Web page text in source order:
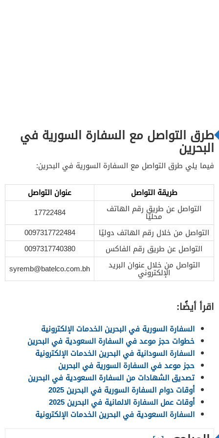
طرق التواصل مع السفارة السورية في
البحرين
فيما يلي طرق التواصل مع السفارة السورية في البحرين:
طريقة التواصل
عنوان التواصل
التواصل عن طريق رقم الهاتف
محليًا
17722484
التواصل من خلال رقم الهاتف دوليًا
0097317722484
التواصل عن طريق رقم الفاكس
0097317740380
التواصل من خلال عنوان البريد
الإلكتروني syremb@batelco.com.bh
اقرأ أيضًا:
السفارة السورية في البحرين الخدمات الإلكترونية
خطوات حجز موعد في السفارة السعودية في البحرين
السفارة السودانية في البحرين الخدمات الإلكترونية
حجز موعد في السفارة السورية في البحرين
تصديق الشهادات من السفارة السعودية في البحرين
أوقات دوام السفارة السورية في البحرين 2025
أوقات عمل السفارة الالمانية في البحرين 2025
السفارة السعودية في البحرين الخدمات الإلكترونية